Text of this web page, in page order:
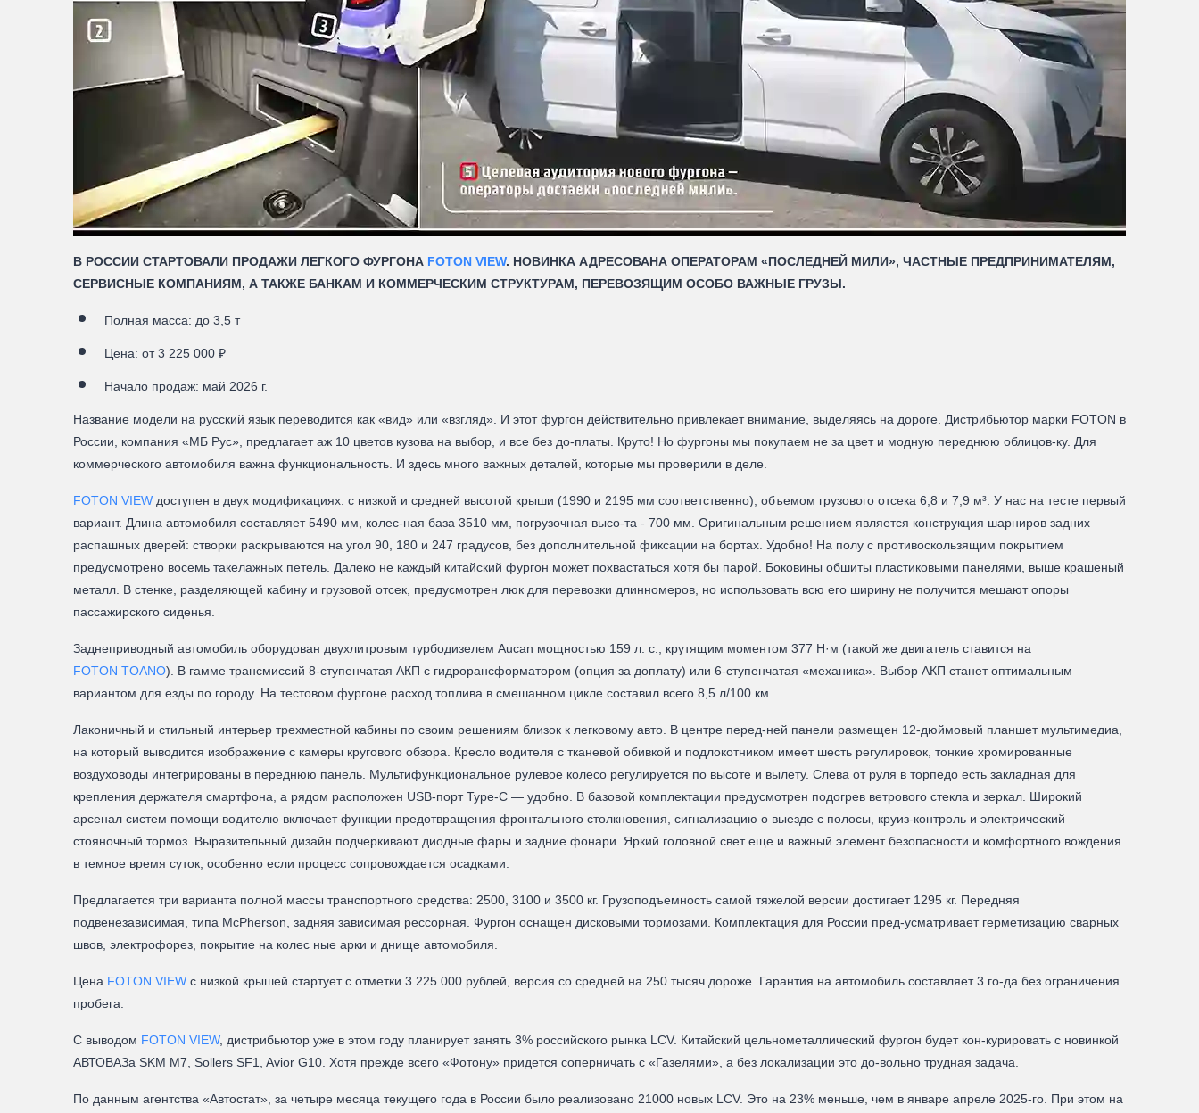
В РОССИИ СТАРТОВАЛИ ПРОДАЖИ ЛЕГКОГО ФУРГОНА FOTON VIEW. НОВИНКА АДРЕСОВАНА ОПЕРАТОРАМ «ПОСЛЕДНЕЙ МИЛИ», ЧАСТНЫЕ ПРЕДПРИНИМАТЕЛЯМ,
СЕРВИСНЫЕ КОМПАНИЯМ, А ТАКЖЕ БАНКАМ И КОММЕРЧЕСКИМ СТРУКТУРАМ, ПЕРЕВОЗЯЩИМ ОСОБО ВАЖНЫЕ ГРУЗЫ.
Полная масса: до 3,5 т
Цена: от 3 225 000 ₽
Начало продаж: май 2026 г.
Название модели на русский язык переводится как «вид» или «взгляд». И этот фургон действительно привлекает внимание, выделяясь на дороге. Дистрибьютор марки FOTON в
России, компания «МБ Рус», предлагает аж 10 цветов кузова на выбор, и все без до-платы. Круто! Но фургоны мы покупаем не за цвет и модную переднюю облицов-ку. Для
коммерческого автомобиля важна функциональность. И здесь много важных деталей, которые мы проверили в деле.
FOTON VIEW доступен в двух модификациях: с низкой и средней высотой крыши (1990 и 2195 мм соответственно), объемом грузового отсека 6,8 и 7,9 м³. У нас на тесте первый
вариант. Длина автомобиля составляет 5490 мм, колес-ная база 3510 мм, погрузочная высо-та - 700 мм. Оригинальным решением является конструкция шарниров задних
распашных дверей: створки раскрываются на угол 90, 180 и 247 градусов, без дополнительной фиксации на бортах. Удобно! На полу с противоскользящим покрытием
предусмотрено восемь такелажных петель. Далеко не каждый китайский фургон может похвастаться хотя бы парой. Боковины обшиты пластиковыми панелями, выше крашеный
металл. В стенке, разделяющей кабину и грузовой отсек, предусмотрен люк для перевозки длинномеров, но использовать всю его ширину не получится мешают опоры
пассажирского сиденья.
Заднеприводный автомобиль оборудован двухлитровым турбодизелем Aucan мощностью 159 л. с., крутящим моментом 377 Н·м (такой же двигатель ставится на
FOTON TOANO). В гамме трансмиссий 8-ступенчатая АКП с гидрорансформатором (опция за доплату) или 6-ступенчатая «механика». Выбор АКП станет оптимальным
вариантом для езды по городу. На тестовом фургоне расход топлива в смешанном цикле составил всего 8,5 л/100 км.
Лаконичный и стильный интерьер трехместной кабины по своим решениям близок к легковому авто. В центре перед-ней панели размещен 12-дюймовый планшет мультимедиа,
на который выводится изображение с камеры кругового обзора. Кресло водителя с тканевой обивкой и подлокотником имеет шесть регулировок, тонкие хромированные
воздуховоды интегрированы в переднюю панель. Мультифункциональное рулевое колесо регулируется по высоте и вылету. Слева от руля в торпедо есть закладная для
крепления держателя смартфона, а рядом расположен USB-порт Туре-С — удобно. В базовой комплектации предусмотрен подогрев ветрового стекла и зеркал. Широкий
арсенал систем помощи водителю включает функции предотвращения фронтального столкновения, сигнализацию о выезде с полосы, круиз-контроль и электрический
стояночный тормоз. Выразительный дизайн подчеркивают диодные фары и задние фонари. Яркий головной свет еще и важный элемент безопасности и комфортного вождения
в темное время суток, особенно если процесс сопровождается осадками.
Предлагается три варианта полной массы транспортного средства: 2500, 3100 и 3500 кг. Грузоподъемность самой тяжелой версии достигает 1295 кг. Передняя
подвенезависимая, типа McPherson, задняя зависимая рессорная. Фургон оснащен дисковыми тормозами. Комплектация для России пред-усматривает герметизацию сварных
швов, электрофорез, покрытие на колес ные арки и днище автомобиля.
Цена FOTON VIEW с низкой крышей стартует с отметки 3 225 000 рублей, версия со средней на 250 тысяч дороже. Гарантия на автомобиль составляет 3 го-да без ограничения
пробега.
С выводом FOTON VIEW, дистрибьютор уже в этом году планирует занять 3% российского рынка LCV. Китайский цельнометаллический фургон будет кон-курировать с новинкой
АВТОВАЗа SKM M7, Sollers SF1, Avior G10. Хотя прежде всего «Фотону» придется соперничать с «Газелями», а без локализации это до-вольно трудная задача.
По данным агентства «Автостат», за четыре месяца текущего года в России было реализовано 21000 новых LCV. Это на 23% меньше, чем в январе апреле 2025-го. При этом на